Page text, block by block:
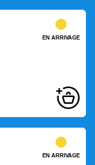
EN ARRIVAGE
EN ARRIVAGE